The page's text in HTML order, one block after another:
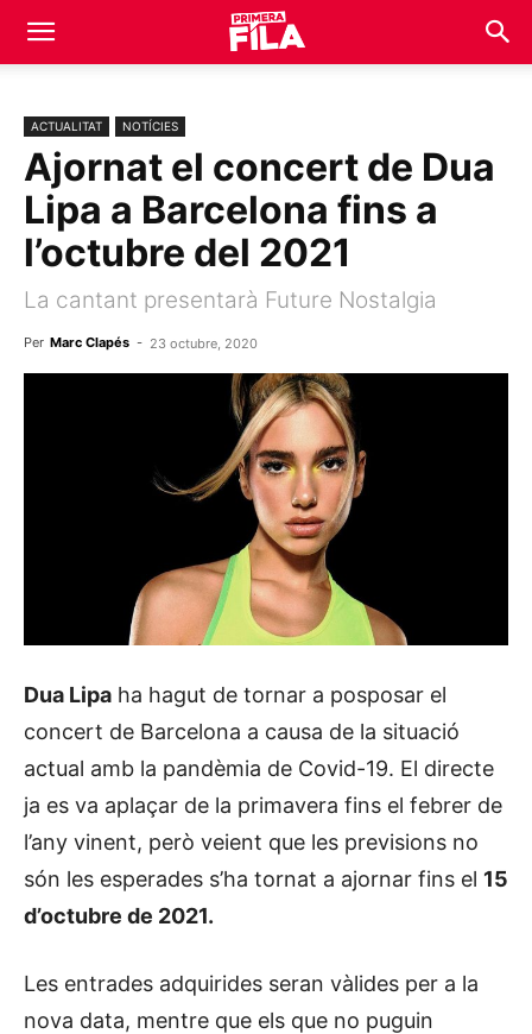
ACTUALITAT NOTÍCIES
Ajornat el concert de Dua
Lipa a Barcelona fins a
l’octubre del 2021
La cantant presentarà Future Nostalgia
Per Marc Clapés - 23 octubre, 2020
Dua Lipa ha hagut de tornar a posposar el
concert de Barcelona a causa de la situació
actual amb la pandèmia de Covid-19. El directe
ja es va aplaçar de la primavera fins el febrer de
l’any vinent, però veient que les previsions no
són les esperades s’ha tornat a ajornar fins el 15
d’octubre de 2021.
Les entrades adquirides seran vàlides per a la
nova data, mentre que els que no puguin